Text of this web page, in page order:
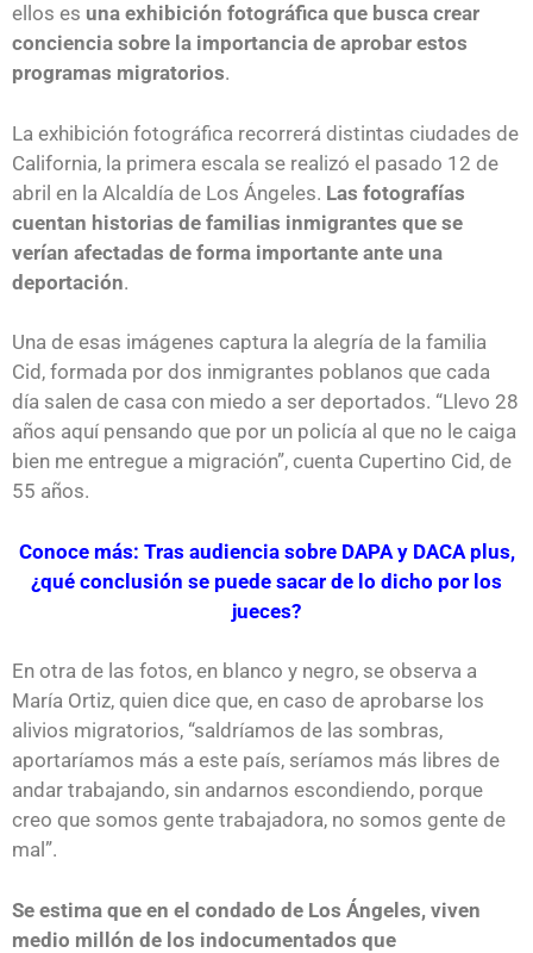
ellos es una exhibición fotográfica que busca crear
conciencia sobre la importancia de aprobar estos
programas migratorios.
La exhibición fotográfica recorrerá distintas ciudades de
California, la primera escala se realizó el pasado 12 de
abril en la Alcaldía de Los Ángeles. Las fotografías
cuentan historias de familias inmigrantes que se
verían afectadas de forma importante ante una
deportación.
Una de esas imágenes captura la alegría de la familia
Cid, formada por dos inmigrantes poblanos que cada
día salen de casa con miedo a ser deportados. “Llevo 28
años aquí pensando que por un policía al que no le caiga
bien me entregue a migración”, cuenta Cupertino Cid, de
55 años.
Conoce más: Tras audiencia sobre DAPA y DACA plus,
¿qué conclusión se puede sacar de lo dicho por los
jueces?
En otra de las fotos, en blanco y negro, se observa a
María Ortiz, quien dice que, en caso de aprobarse los
alivios migratorios, “saldríamos de las sombras,
aportaríamos más a este país, seríamos más libres de
andar trabajando, sin andarnos escondiendo, porque
creo que somos gente trabajadora, no somos gente de
mal”.
Se estima que en el condado de Los Ángeles, viven
medio millón de los indocumentados que